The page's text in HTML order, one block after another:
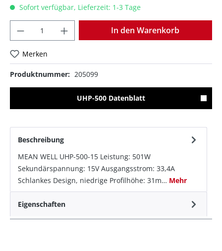
Sofort verfügbar, Lieferzeit: 1-3 Tage
In den Warenkorb
Merken
Produktnummer: 205099
UHP-500 Datenblatt
Beschreibung
MEAN WELL UHP-500-15 Leistung: 501W
Sekundärspannung: 15V Ausgangsstrom: 33,4A
Schlankes Design, niedrige Profilhöhe: 31m… Mehr
Eigenschaften